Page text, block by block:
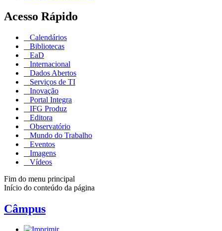
Acesso Rápido
Calendários
Bibliotecas
EaD
Internacional
Dados Abertos
Serviços de TI
Inovação
Portal Integra
IFG Produz
Editora
Observatório
Mundo do Trabalho
Eventos
Imagens
Vídeos
Fim do menu principal
Início do conteúdo da página
Câmpus